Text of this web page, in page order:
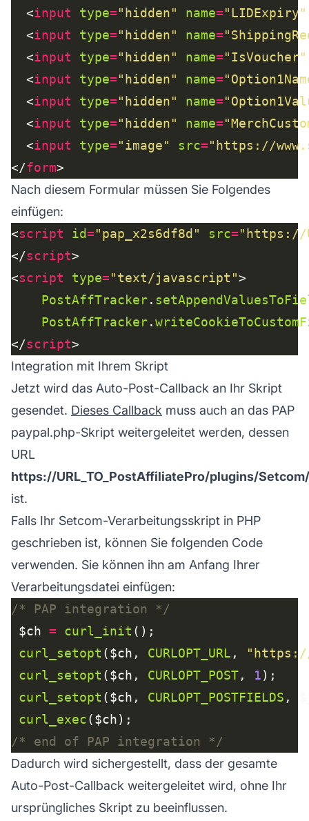
  <
input type="hidden" name="LIDExpiry"
  <
input type="hidden" name=
  <
input type="hidden" name="IsVoucher"
  <
input type="hidden" name=
  <
input type="hidden" name=
  <
input type="hidden" name=
  <
input type="image" src="https://
</form
Nach diesem Formular müssen Sie Folgendes
einfügen:
<script id="pap_x2s6df8d" src="https://
</script
<script type="text/javascript"
PostAffTracker.
PostAffTracker.
</script
Integration mit Ihrem Skript
Jetzt wird das Auto-Post-Callback an Ihr Skript
gesendet. Dieses Callback muss auch an das PAP
paypal.php-Skript weitergeleitet werden, dessen
URL
https://URL_TO_PostAffiliatePro/plugins/
ist.
Falls Ihr Setcom-Verarbeitungsskript in PHP
geschrieben ist, können Sie folgenden Code
verwenden. Sie können ihn am Anfang Ihrer
Verarbeitungsdatei einfügen:
/* PAP integration */
$ch = curl_init
curl_setopt ($ch, CURLOPT_URL ,
"https://
curl_setopt ($ch, CURLOPT_POST, 1
curl_setopt ($ch, CURLOPT_POSTFIELDS
curl_exec
/* end of PAP integration */
Dadurch wird sichergestellt, dass der gesamte
Auto-Post-Callback weitergeleitet wird, ohne Ihr
ursprüngliches Skript zu beeinflussen.